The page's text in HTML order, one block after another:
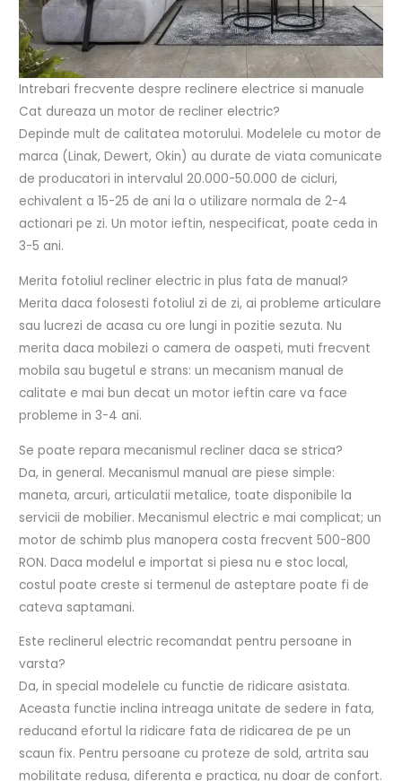
Intrebari frecvente despre reclinere electrice si manuale
Cat dureaza un motor de recliner electric?
Depinde mult de calitatea motorului. Modelele cu motor de
marca (Linak, Dewert, Okin) au durate de viata comunicate
de producatori in intervalul 20.000-50.000 de cicluri,
echivalent a 15-25 de ani la o utilizare normala de 2-4
actionari pe zi. Un motor ieftin, nespecificat, poate ceda in
3-5 ani.
Merita fotoliul recliner electric in plus fata de manual?
Merita daca folosesti fotoliul zi de zi, ai probleme articulare
sau lucrezi de acasa cu ore lungi in pozitie sezuta. Nu
merita daca mobilezi o camera de oaspeti, muti frecvent
mobila sau bugetul e strans: un mecanism manual de
calitate e mai bun decat un motor ieftin care va face
probleme in 3-4 ani.
Se poate repara mecanismul recliner daca se strica?
Da, in general. Mecanismul manual are piese simple:
maneta, arcuri, articulatii metalice, toate disponibile la
servicii de mobilier. Mecanismul electric e mai complicat; un
motor de schimb plus manopera costa frecvent 500-800
RON. Daca modelul e importat si piesa nu e stoc local,
costul poate creste si termenul de asteptare poate fi de
cateva saptamani.
Este reclinerul electric recomandat pentru persoane in
varsta?
Da, in special modelele cu functie de ridicare asistata.
Aceasta functie inclina intreaga unitate de sedere in fata,
reducand efortul la ridicare fata de ridicarea de pe un
scaun fix. Pentru persoane cu proteze de sold, artrita sau
mobilitate redusa, diferenta e practica, nu doar de confort.